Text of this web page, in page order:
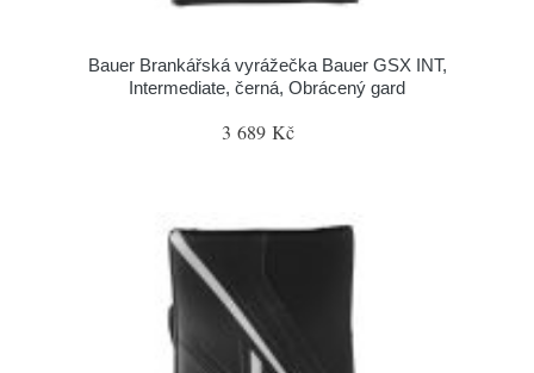
Bauer Brankářská vyrážečka Bauer GSX INT,
Intermediate, černá, Obrácený gard
3 689 Kč